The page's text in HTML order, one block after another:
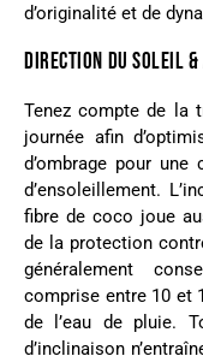
d’originalité et de
DIRECTION DU SOLEIL
Tenez compte de la
journée afin
d’ombrage pour
d’ensoleillement.
fibre de coco joue
de la protection
généralement
comprise entre 10 et
de l’eau de pluie.
d’inclinaison